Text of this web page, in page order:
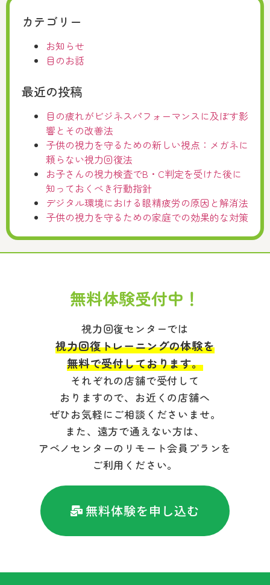
カテゴリー
お知らせ
目のお話
最近の投稿
目の疲れがビジネスパフォーマンスに及ぼす影
響とその改善法
子供の視力を守るための新しい視点：メガネに
頼らない視力回復法
お子さんの視力検査でB・C判定を受けた後に
知っておくべき行動指針
デジタル環境における眼精疲労の原因と解消法
子供の視力を守るための家庭での効果的な対策
無料体験受付中！
視力回復センターでは
視力回復トレーニングの体験を
無料で受付しております。
それぞれの店舗で受付して
おりますので、お近くの店舗へ
ぜひお気軽にご相談くださいませ。
また、遠方で通えない方は、
アベノセンターのリモート会員プランを
ご利用ください。
無料体験を申し込む